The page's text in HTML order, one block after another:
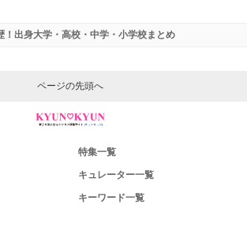
！出身大学・高校・中学・小学校まとめ
ページの先頭へ
特集一覧
キュレーター一覧
キーワード一覧